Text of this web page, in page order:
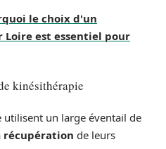
le choix d'un
Loire est essentiel pour
kinésithérapie
utilisent un large éventail de
récupération de leurs